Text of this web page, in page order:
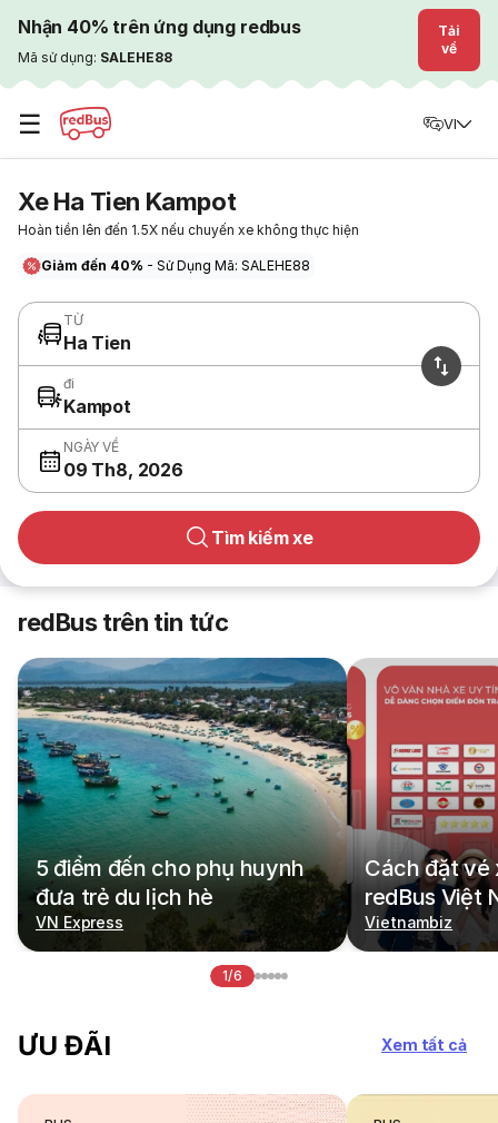
Nhận 40% trên ứng dụng redbus
Mã sử dụng: SALEHE88
Tải
về
☰ VI
Xe Ha Tien Kampot
Hoàn tiền lên đến 1.5X nếu chuyến xe không thực hiện
Giảm đến 40% - Sử Dụng Mã: SALEHE88
TỪ
Ha Tien
đi
Kampot
NGÀY VỀ
09 Th8, 2026
Tìm kiếm xe
redBus trên tin tức
5 điểm đến cho phụ huynh
đưa trẻ du lịch hè
VN Express
Cách đặt vé
redBus Việt
Vietnambiz
1/6
ƯU ĐÃI Xem tất cả